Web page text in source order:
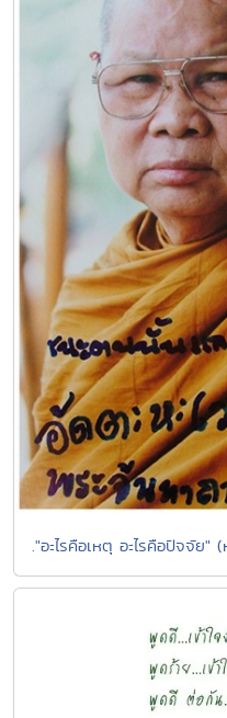
."อะไรคือเหตุ อะไรคือปัจจัย"